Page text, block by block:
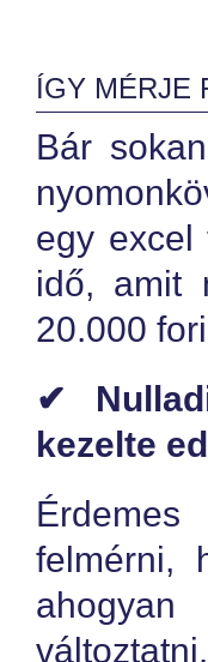
ÍGY MÉRJE
Bár
egy excel
idő, amit
20.000
✔
kezelte
felmérni,